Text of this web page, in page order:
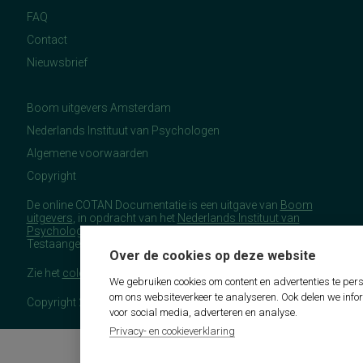
Over de cookies op deze website
We gebruiken cookies om content en advertenties te
om ons websiteverkeer te analyseren. Ook delen we
voor social media, adverteren en analyse.
Privacy- en cookieverklaring
FAQ
Contact
Nieuwsbrief
Boom uitgevers Amsterdam
Nederlands Instituut van Psychologen
Algemene voorwaarden
Copyright
De online COTAN Documentatie is een uitgave van Boom
uitgevers , in opdracht van het Nederlands Instituut van
Psychologen(NIP), namens de Commissie
Testaangelegenheden Nederland (COTAN).
Zie het colofon
Copyright 2026 - COTAN Documentatie